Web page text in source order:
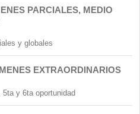
PARCIALES, MEDIO
y globales
EXTRAORDINARIOS
y 6ta oportunidad